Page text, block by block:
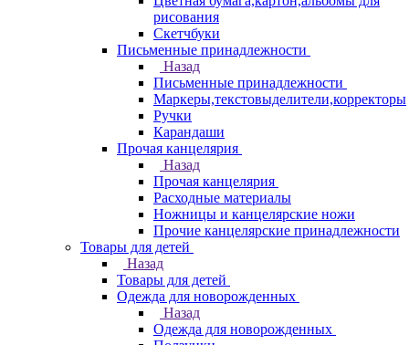
рисования
Скетчбуки
Письменные принадлежности
Назад
Письменные принадлежности
Маркеры,текстовыделители,корректоры
Ручки
Карандаши
Прочая канцелярия
Назад
Прочая канцелярия
Расходные материалы
Ножницы и канцелярские ножи
Прочие канцелярские принадлежности
Товары для детей
Назад
Товары для детей
Одежда для новорожденных
Назад
Одежда для новорожденных